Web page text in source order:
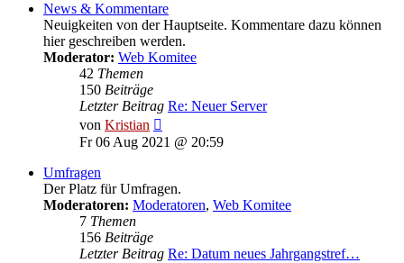
News & Kommentare
Neuigkeiten von der Hauptseite. Kommentare dazu können
hier geschreiben werden.
Moderator: Web Komitee
42 Themen
150 Beiträge
Letzter Beitrag Re: Neuer Server
von Kristian
Beitrag
Fr 06 Aug 2021 @ 20:59
Umfragen
Der Platz für Umfragen.
Moderatoren: Moderatoren, Web Komitee
7 Themen
156 Beiträge
Letzter Beitrag Re: Datum neues Jahrgangstref…